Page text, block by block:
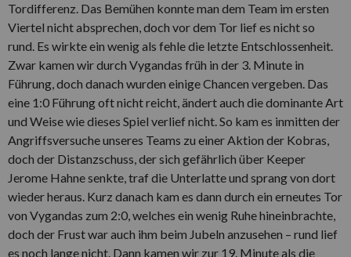
Tordifferenz. Das Bemühen konnte man dem Team im ersten
Viertel nicht absprechen, doch vor dem Tor lief es nicht so
rund. Es wirkte ein wenig als fehle die letzte Entschlossenheit.
Zwar kamen wir durch Vygandas früh in der 3. Minute in
Führung, doch danach wurden einige Chancen vergeben. Das
eine 1:0 Führung oft nicht reicht, ändert auch die dominante Art
und Weise wie dieses Spiel verlief nicht. So kam es inmitten der
Angriffsversuche unseres Teams zu einer Aktion der Kobras,
doch der Distanzschuss, der sich gefährlich über Keeper
Jerome Hahne senkte, traf die Unterlatte und sprang von dort
wieder heraus. Kurz danach kam es dann durch ein erneutes Tor
von Vygandas zum 2:0, welches ein wenig Ruhe hineinbrachte,
doch der Frust war auch ihm beim Jubeln anzusehen – rund lief
es noch lange nicht. Dann kamen wir zur 19. Minute als die